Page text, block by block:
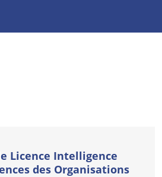
Licence Intelligence
des Organisations